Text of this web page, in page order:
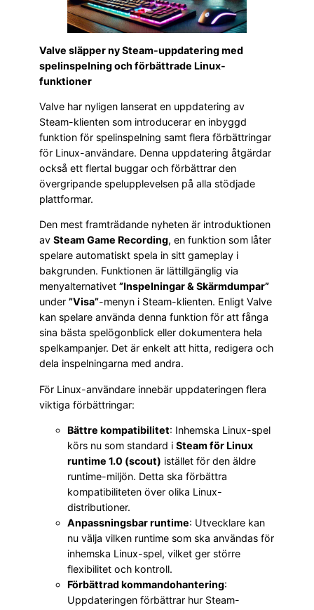
Valve släpper ny Steam-uppdatering med
spelinspelning och förbättrade Linux-
funktioner
Valve har nyligen lanserat en uppdatering av
Steam-klienten som introducerar en inbyggd
funktion för spelinspelning samt flera förbättringar
för Linux-användare. Denna uppdatering åtgärdar
också ett flertal buggar och förbättrar den
övergripande spelupplevelsen på alla stödjade
plattformar.
Den mest framträdande nyheten är introduktionen
av Steam Game Recording, en funktion som låter
spelare automatiskt spela in sitt gameplay i
bakgrunden. Funktionen är lättillgänglig via
menyalternativet ”Inspelningar & Skärmdumpar”
under ”Visa”-menyn i Steam-klienten. Enligt Valve
kan spelare använda denna funktion för att fånga
sina bästa spelögonblick eller dokumentera hela
spelkampanjer. Det är enkelt att hitta, redigera och
dela inspelningarna med andra.
För Linux-användare innebär uppdateringen flera
viktiga förbättringar:
Bättre kompatibilitet: Inhemska Linux-spel
körs nu som standard i Steam för Linux
runtime 1.0 (scout) istället för den äldre
runtime-miljön. Detta ska förbättra
kompatibiliteten över olika Linux-
distributioner.
Anpassningsbar runtime: Utvecklare kan
nu välja vilken runtime som ska användas för
inhemska Linux-spel, vilket ger större
flexibilitet och kontroll.
Förbättrad kommandohantering:
Uppdateringen förbättrar hur Steam-